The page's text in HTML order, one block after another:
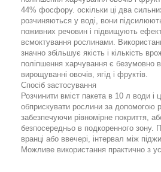
44% фосфору. оскільки ці два
розчиняються у воді, вони
поживних речовин і підвищують
всмоктування рослинами.
значно збільшує якість і кількість
поліпшення харчування є
вирощуванні овочів, ягід і фруктів.
Спосіб застосування
Розчинити вміст пакета в 10 л води і
обприскувати рослини за допомогою
забезпечуючи рівномірне покриття,
безпосередньо в подкоренного зону.
вранці або ввечері, інтервал між
Можливе використання практично з